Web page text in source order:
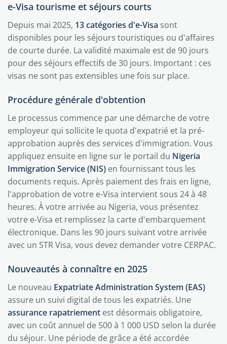
e-Visa tourisme et séjours courts
Depuis mai 2025, 13 catégories d'e-Visa sont
disponibles pour les séjours touristiques ou d'affaires
de courte durée. La validité maximale est de 90 jours
pour des séjours effectifs de 30 jours. Important : ces
visas ne sont pas extensibles une fois sur place.
Procédure générale d'obtention
Le processus commence par une démarche de votre
employeur qui sollicite le quota d'expatrié et la pré-
approbation auprès des services d'immigration. Vous
appliquez ensuite en ligne sur le portail du Nigeria
Immigration Service (NIS) en fournissant tous les
documents requis. Après paiement des frais en ligne,
l'approbation de votre e-Visa intervient sous 24 à 48
heures. À votre arrivée au Nigeria, vous présentez
votre e-Visa et remplissez la carte d'embarquement
électronique. Dans les 90 jours suivant votre arrivée
avec un STR Visa, vous devez demander votre CERPAC.
Nouveautés à connaître en 2025
Le nouveau Expatriate Administration System (EAS)
assure un suivi digital de tous les expatriés. Une
assurance rapatriement est désormais obligatoire,
avec un coût annuel de 500 à 1 000 USD selon la durée
du séjour. Une période de grâce a été accordée